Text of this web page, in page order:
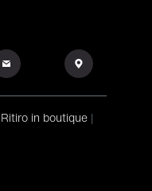
in boutique |